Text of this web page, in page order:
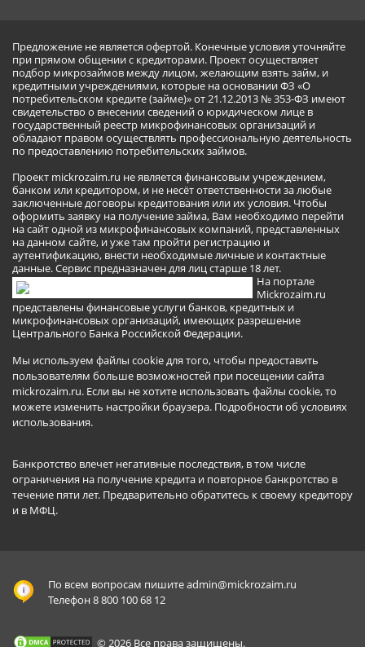
Предложение не является офертой. Конечные условия уточняйте
при прямом общении с кредиторами. Проект осуществляет
подбор микрозаймов между лицом, желающим взять займ, и
кредитными учреждениями, которые на основании ФЗ «О
потребительском кредите (займе)» от 21.12.2013 № 353-ФЗ имеют
свидетельство о внесении сведений о юридическом лице в
государственный реестр микрофинансовых организаций и
обладают правом осуществлять профессиональную деятельность
по предоставлению потребительских займов.
Проект mickrozaim.ru не является финансовым учреждением,
банком или кредитором, и не несёт ответственности за любые
заключенные договоры кредитования или их условия. Чтобы
оформить заявку на получение займа, Вам необходимо перейти
на сайт одной из микрофинансовых компаний, представленных
на данном сайте, и уже там пройти регистрацию и
аутентификацию, внести необходимые личные и контактные
данные. Сервис предназначен для лиц старше 18 лет.
На портале
Mickrozaim.ru
представлены финансовые услуги банков, кредитных и
микрофинансовых организаций, имеющих разрешение
Центрального Банка Российской Федерации.
Мы используем файлы cookie для того, чтобы предоставить
пользователям больше возможностей при посещении сайта
mickrozaim.ru. Если вы не хотите использовать файлы cookie, то
можете изменить настройки браузера. Подробности об условиях
использования.
Банкротство влечет негативные последствия, в том числе
ограничения на получение кредита и повторное банкротство в
течение пяти лет. Предварительно обратитесь к своему кредитору
и в МФЦ.
По всем вопросам пишитеadmin@mickrozaim.ru
Телефон 8 800 100 68 12
© 2026 Все права защищены.